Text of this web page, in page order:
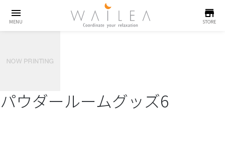
menu
MENU
store
STORE
パウダールームグッズ6